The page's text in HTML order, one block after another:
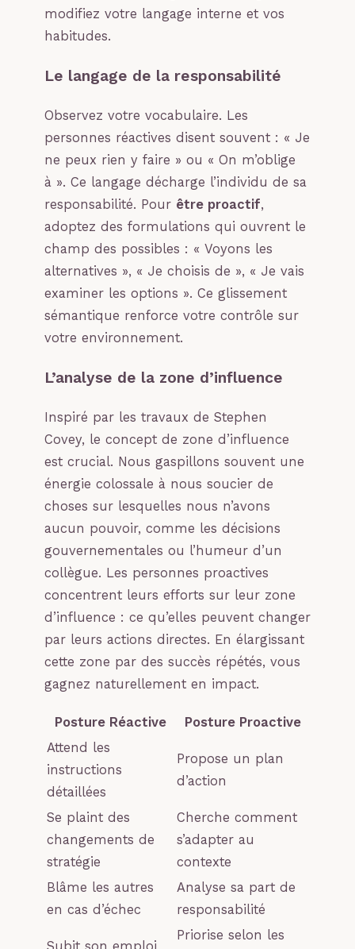
modifiez votre langage interne et vos
habitudes.
Le langage de la responsabilité
Observez votre vocabulaire. Les
personnes réactives disent souvent : « Je
ne peux rien y faire » ou « On m’oblige
à ». Ce langage décharge l’individu de sa
responsabilité. Pour être proactif,
adoptez des formulations qui ouvrent le
champ des possibles : « Voyons les
alternatives », « Je choisis de », « Je vais
examiner les options ». Ce glissement
sémantique renforce votre contrôle sur
votre environnement.
L’analyse de la zone d’influence
Inspiré par les travaux de Stephen
Covey, le concept de zone d’influence
est crucial. Nous gaspillons souvent une
énergie colossale à nous soucier de
choses sur lesquelles nous n’avons
aucun pouvoir, comme les décisions
gouvernementales ou l’humeur d’un
collègue. Les personnes proactives
concentrent leurs efforts sur leur zone
d’influence : ce qu’elles peuvent changer
par leurs actions directes. En élargissant
cette zone par des succès répétés, vous
gagnez naturellement en impact.
Posture Réactive
Posture Proactive
Attend les
instructions
détaillées
Propose un plan
d’action
Se plaint des
changements de
stratégie
Cherche comment
s’adapter au
contexte
Blâme les autres
en cas d’échec
Analyse sa part de
responsabilité
Priorise selon les